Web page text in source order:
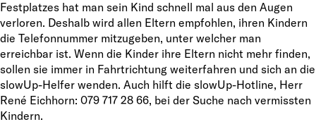
Festplatzes hat man sein Kind schnell mal aus den Augen
verloren. Deshalb wird allen Eltern empfohlen, ihren Kindern
die Telefonnummer mitzugeben, unter welcher man
erreichbar ist. Wenn die Kinder ihre Eltern nicht mehr finden,
sollen sie immer in Fahrtrichtung weiterfahren und sich an die
slowUp-Helfer wenden. Auch hilft die slowUp-Hotline, Herr
René Eichhorn: 079 717 28 66, bei der Suche nach vermissten
Kindern.